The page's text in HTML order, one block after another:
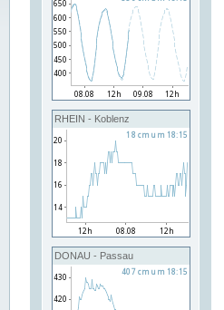
RHEIN - Koblenz
DONAU - Passau